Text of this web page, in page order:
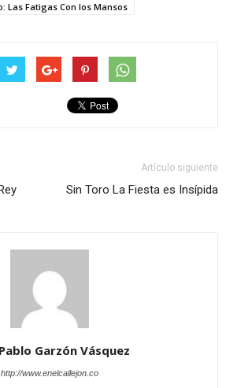
Las Fatigas Con los Mansos
Artículo siguiente
Sin Toro La Fiesta es Insípida
Garzón Vásquez
http://www.enelcallejon.co